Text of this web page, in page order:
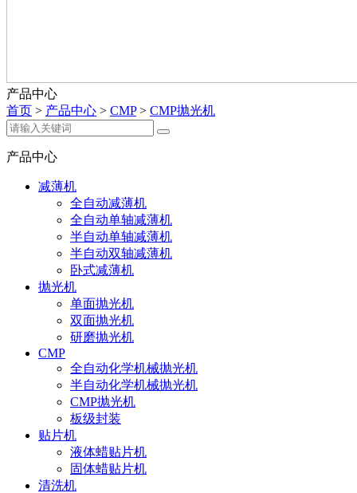
产品中心
首页 > 产品中心 > CMP> CMP抛光机
产品中心
减薄机
全自动减薄机
全自动单轴减薄机
半自动单轴减薄机
半自动双轴减薄机
卧式减薄机
抛光机
单面抛光机
双面抛光机
研磨抛光机
CMP
全自动化学机械抛光机
半自动化学机械抛光机
CMP抛光机
板级封装
贴片机
液体蜡贴片机
固体蜡贴片机
清洗机